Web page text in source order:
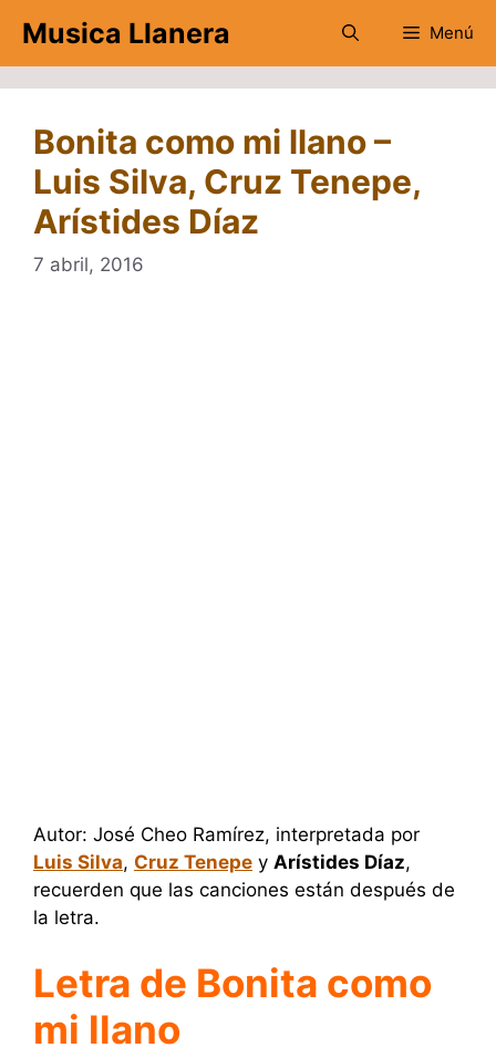
contenido
Musica Llanera Menú
Bonita como mi llano –
Luis Silva, Cruz Tenepe,
Arístides Díaz
7 abril, 2016
Autor: José Cheo Ramírez, interpretada por
Luis Silva, Cruz Tenepe y Arístides Díaz,
recuerden que las canciones están después de
la letra.
Letra de Bonita como
mi llano